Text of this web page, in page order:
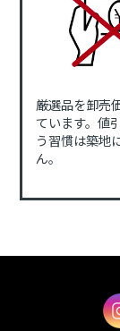
厳選品を卸売
ています。値
う習慣は築地
ん。